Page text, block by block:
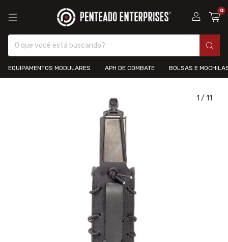
0
EQUIPAMENTOS MODULARES APH DE COMBATE BOLSAS E
1 / 11